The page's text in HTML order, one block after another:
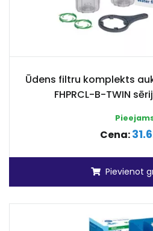
Ūdens filtru komplekts
FHPRCL-B-TWIN
Cena:
Pievienot